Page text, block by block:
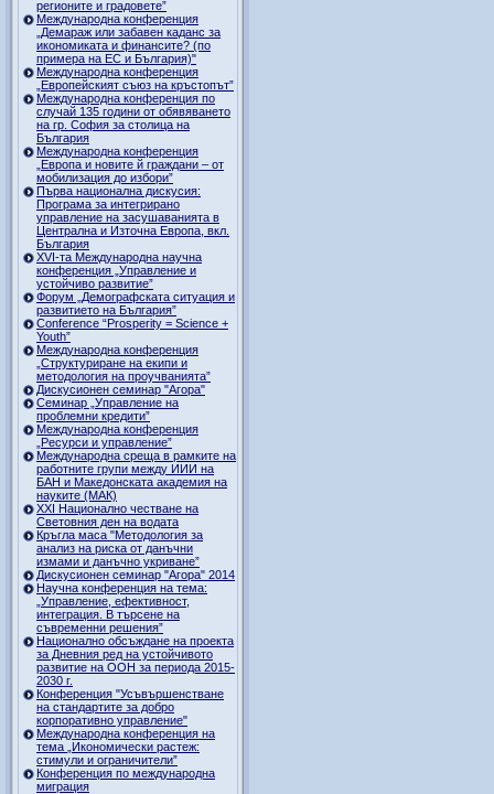
регионите и градовете”
Международна конференция
„Демараж или забавен каданс за
икономиката и финансите? (по
примера на ЕС и България)"
Международна конференция
„Европейският съюз на кръстопът”
Международна конференция по
случай 135 години от обявяването
на гр. София за столица на
България
Международна конференция
„Европа и новите й граждани – от
мобилизация до избори”
Първа национална дискусия:
Програма за интегрирано
управление на засушаванията в
Централна и Източна Европа, вкл.
България
ХVI-та Международна научна
конференция „Управление и
устойчиво развитие”
Форум „Демографската ситуация и
развитието на България”
Conference “Prosperity = Science +
Youth”
Международна конференция
„Структуриране на екипи и
методология на проучванията”
Дискусионен семинар "Агора"
Семинар „Управление на
проблемни кредити”
Международна конференция
„Ресурси и управление”
Международна среща в рамките на
работните групи между ИИИ на
БАН и Македонската академия на
науките (МАК)
XXI Национално честване на
Световния ден на водата
Кръгла маса "Методология за
анализ на риска от данъчни
измами и данъчно укриване”
Дискусионен семинар "Агора" 2014
Научна конференция на тема:
„Управление, ефективност,
интеграция. В търсене на
съвременни решения”
Национално обсъждане на проекта
за Дневния ред на устойчивото
развитие на ООН за периода 2015-
2030 г.
Конференция "Усъвършенстване
на стандартите за добро
корпоративно управление"
Международна конференция на
тема „Икономически растеж:
стимули и ограничители”
Конференция по международна
миграция